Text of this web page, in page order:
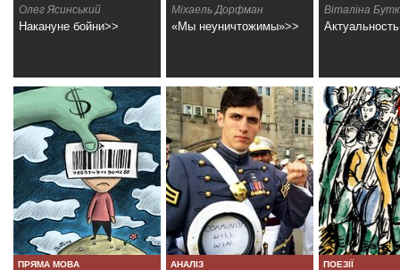
Олег Ясинський
Накануне бойни>>
Міхаель Дорфман
«Мы неуничтожимы»>>
Віталіна
ПРЯМА МОВА АНАЛІЗ ПОЕЗІЇ